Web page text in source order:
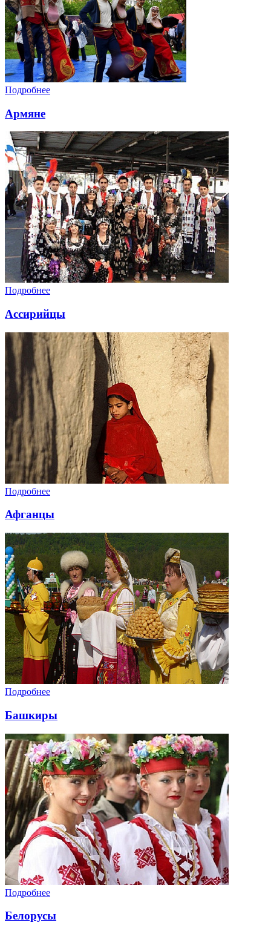
Подробнее
Армяне
Подробнее
Ассирийцы
Подробнее
Афганцы
Подробнее
Башкиры
Подробнее
Белорусы